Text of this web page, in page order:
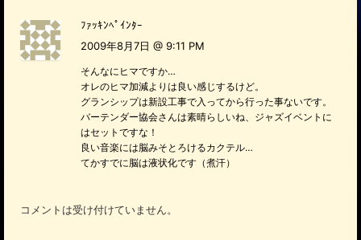
ﾌｧｯｷﾝﾍﾟｲﾝﾀｰ
2009年8月7日 @ 9:11 PM
そんなにヒマですか…
オレのヒマ加減よりは良い感じするけど。
グランシップは新設工事で入ってから行った事ないです。
バーテンダー協会さんは素晴らしいね、ジャズイベントに
はセットですな！
良い音楽には脳みそとろけるカクテル…
てかすでに脳は液状化です（煮汗）
コメントは受け付けていません。